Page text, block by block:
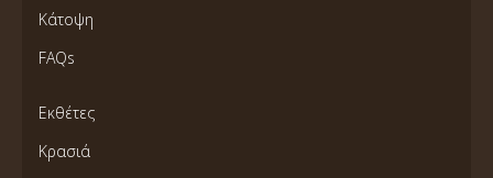
Κάτοψη
FAQs
Εκθέτες
Κρασιά